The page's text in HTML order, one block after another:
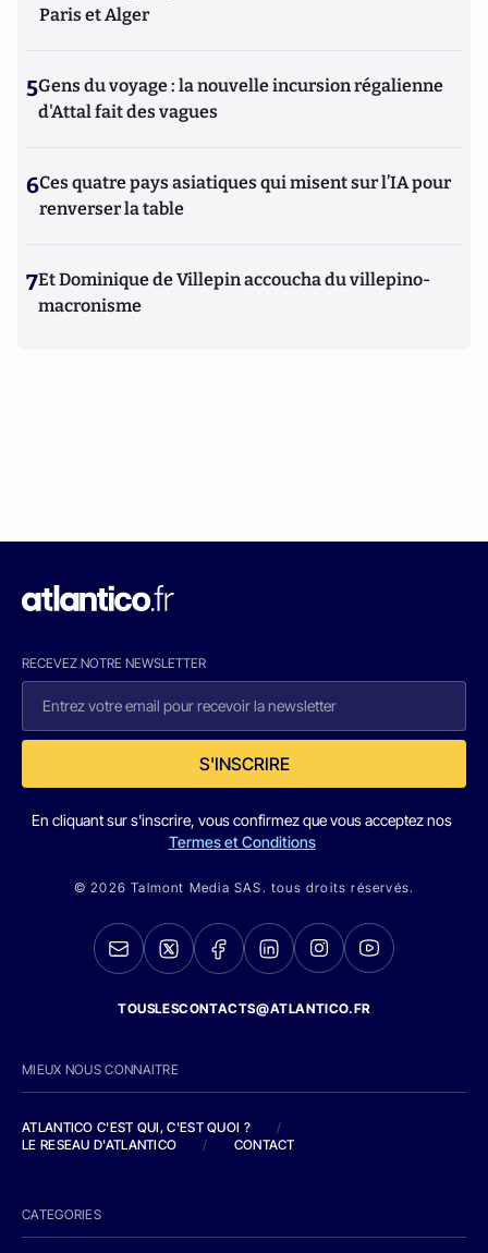
Paris et Alger
5Gens du voyage : la nouvelle incursion régalienne
d'Attal fait des vagues
6Ces quatre pays asiatiques qui misent sur l’IA pour
renverser la table
7Et Dominique de Villepin accoucha du villepino-
macronisme
RECEVEZ NOTRE NEWSLETTER
S'INSCRIRE
En cliquant sur s'inscrire, vous confirmez que vous acceptez nos
Termes et Conditions
© 2026 Talmont Media SAS. tous droits réservés.
TOUSLESCONTACTS@ATLANTICO.FR
MIEUX NOUS CONNAITRE
ATLANTICO C'EST QUI, C'EST QUOI ?
/
LE RESEAU D'ATLANTICO
/ CONTACT
CATEGORIES